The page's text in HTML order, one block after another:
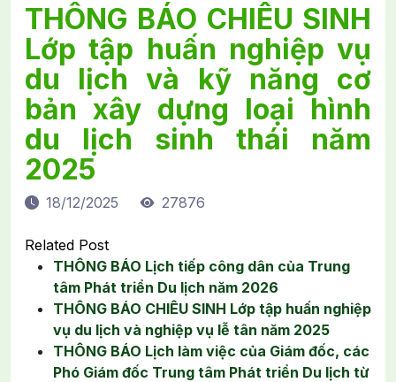
THÔNG BÁO CHIÊU SINH
Lớp tập huấn nghiệp vụ
du lịch và kỹ năng cơ
bản xây dựng loại hình
du lịch sinh thái năm
2025
18/12/2025 27876
Related Post
THÔNG BÁO Lịch tiếp công dân của Trung
tâm Phát triển Du lịch năm 2026
THÔNG BÁO CHIÊU SINH Lớp tập huấn nghiệp
vụ du lịch và nghiệp vụ lễ tân năm 2025
THÔNG BÁO Lịch làm việc của Giám đốc, các
Phó Giám đốc Trung tâm Phát triển Du lịch từ